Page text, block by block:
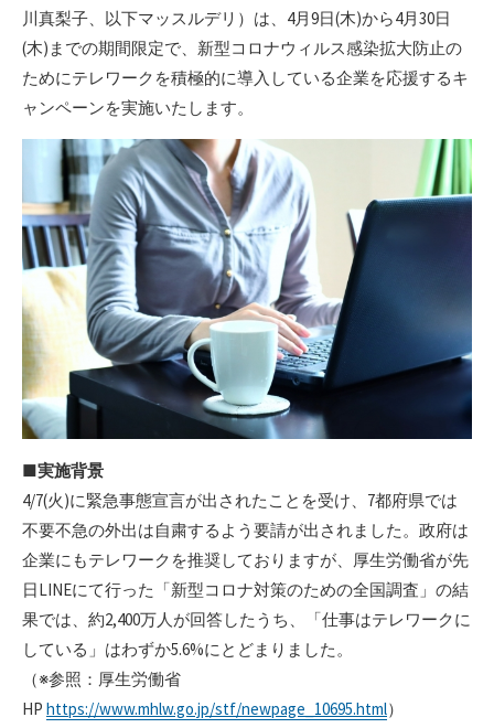
川真梨子、以下マッスルデリ）は、4月9日(木)から4月30日
(木)までの期間限定で、新型コロナウィルス感染拡大防止の
ためにテレワークを積極的に導入している企業を応援するキ
ャンペーンを実施いたします。
■実施背景
4/7(火)に緊急事態宣言が出されたことを受け、7都府県では
不要不急の外出は自粛するよう要請が出されました。政府は
企業にもテレワークを推奨しておりますが、厚生労働省が先
日LINEにて行った「新型コロナ対策のための全国調査」の結
果では、約2,400万人が回答したうち、「仕事はテレワークに
している」はわずか5.6%にとどまりました。
（※参照：厚生労働省
HP https://www.mhlw.go.jp/stf/newpage_10695.html）